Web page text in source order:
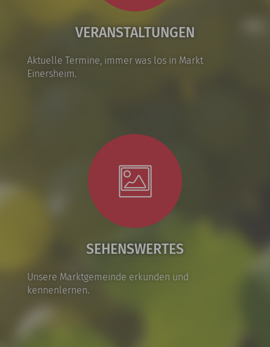
VERANSTALTUNGEN
Aktuelle Termine, immer was los in Markt
Einersheim.
SEHENSWERTES
Unsere Marktgemeinde erkunden und
kennenlernen.